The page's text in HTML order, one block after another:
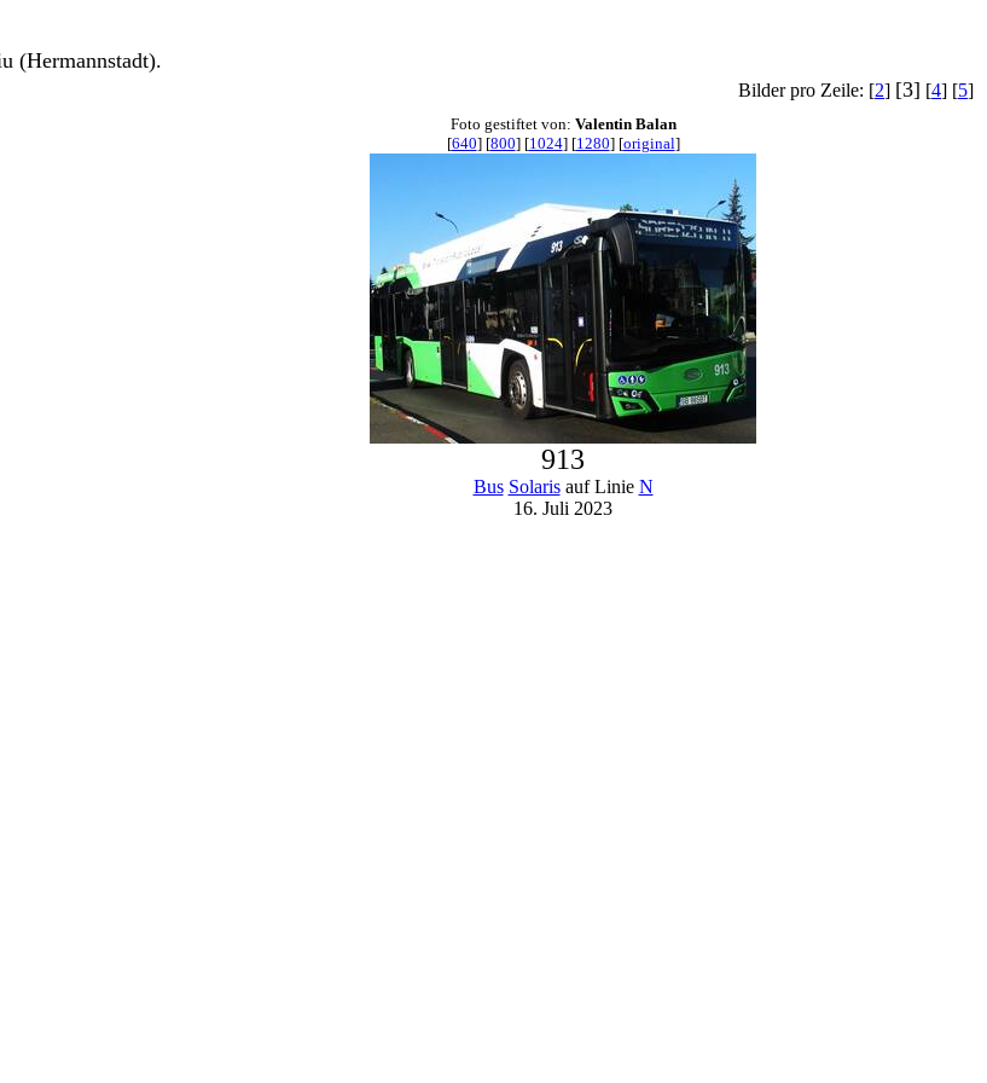
(Hermannstadt).
Bilder pro Zeile: [2] [3] [4] [5]
Foto gestiftet von: Valentin Balan
[640] [800] [1024] [1280] [original]
913
Bus Solarisauf Linie N
16. Juli 2023